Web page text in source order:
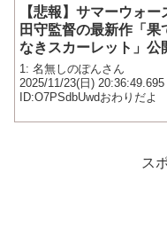
【悲報】サマーウォー
田守監督の最新作「果
なきスカーレット」公
日でなんと着席率が5%
下ｗｗｗ
1: 名無しのぽんさん
2025/11/23(日) 20:36:49.695
ID:O7PSdbUwdおわりだよ
ス